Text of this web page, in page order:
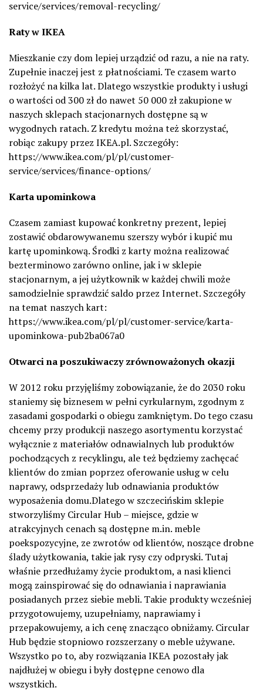
service/services/removal-recycling/
Raty w IKEA
Mieszkanie czy dom lepiej urządzić od razu, a nie na raty.
Zupełnie inaczej jest z płatnościami. Te czasem warto
rozłożyć na kilka lat. Dlatego wszystkie produkty i usługi
o wartości od 300 zł do nawet 50 000 zł zakupione w
naszych sklepach stacjonarnych dostępne są w
wygodnych ratach. Z kredytu można też skorzystać,
robiąc zakupy przez IKEA.pl. Szczegóły:
https://www.ikea.com/pl/pl/customer-
service/services/finance-options/
Karta upominkowa
Czasem zamiast kupować konkretny prezent, lepiej
zostawić obdarowywanemu szerszy wybór i kupić mu
kartę upominkową. Środki z karty można realizować
bezterminowo zarówno online, jak i w sklepie
stacjonarnym, a jej użytkownik w każdej chwili może
samodzielnie sprawdzić saldo przez Internet. Szczegóły
na temat naszych kart:
https://www.ikea.com/pl/pl/customer-service/karta-
upominkowa-pub2ba067a0
Otwarci na poszukiwaczy zrównoważonych okazji
W 2012 roku przyjęliśmy zobowiązanie, że do 2030 roku
staniemy się biznesem w pełni cyrkularnym, zgodnym z
zasadami gospodarki o obiegu zamkniętym. Do tego czasu
chcemy przy produkcji naszego asortymentu korzystać
wyłącznie z materiałów odnawialnych lub produktów
pochodzących z recyklingu, ale też będziemy zachęcać
klientów do zmian poprzez oferowanie usług w celu
naprawy, odsprzedaży lub odnawiania produktów
wyposażenia domu.Dlatego w szczecińskim sklepie
stworzyliśmy Circular Hub – miejsce, gdzie w
atrakcyjnych cenach są dostępne m.in. meble
poekspozycyjne, ze zwrotów od klientów, noszące drobne
ślady użytkowania, takie jak rysy czy odpryski. Tutaj
właśnie przedłużamy życie produktom, a nasi klienci
mogą zainspirować się do odnawiania i naprawiania
posiadanych przez siebie mebli. Takie produkty wcześniej
przygotowujemy, uzupełniamy, naprawiamy i
przepakowujemy, a ich cenę znacząco obniżamy. Circular
Hub będzie stopniowo rozszerzany o meble używane.
Wszystko po to, aby rozwiązania IKEA pozostały jak
najdłużej w obiegu i były dostępne cenowo dla
wszystkich.